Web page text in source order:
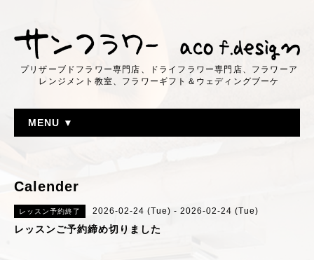
プリザーブドフラワー専門店、ドライフラワー専門店、フラワーア
レンジメント教室、フラワーギフト＆ウェディングブーケ
MENU ▼
Calender
レッスン予約終了 2026-02-24 (Tue) - 2026-02-24 (Tue)
レッスンご予約締め切りました